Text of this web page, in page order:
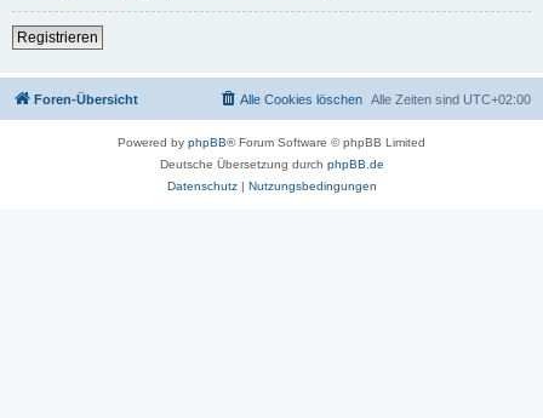
Registrieren
Foren-Übersicht Alle Zeiten sind UTC+02:00
Alle Cookies löschen
Powered by phpBB® Forum Software © phpBB Limited
Deutsche Übersetzung durch phpBB.de
Datenschutz| Nutzungsbedingungen